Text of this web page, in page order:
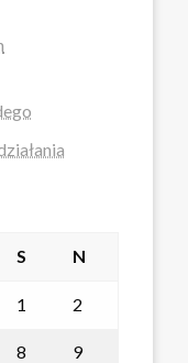
S N
1 2
8 9